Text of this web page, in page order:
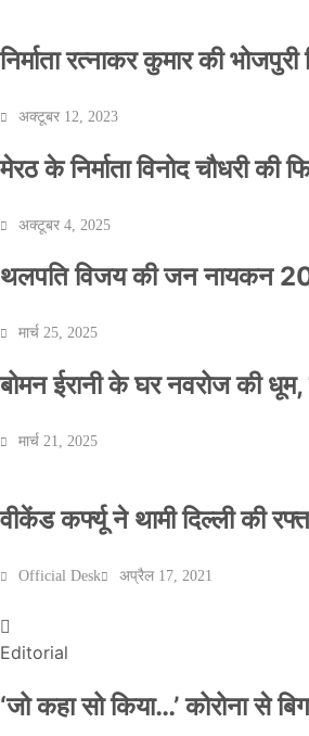
निर्माता रत्नाकर कुमार की
अक्टूबर 12, 2023
मेरठ के निर्माता विनोद चौधरी
अक्टूबर 4, 2025
थलपति विजय की जन नायकन
मार्च 25, 2025
बोमन ईरानी के घर नवरोज की
मार्च 21, 2025
वीकेंड कर्फ्यू ने थामी दिल्ली की
Official Desk अप्रैल 17, 2021
Editorial
‘जो कहा सो किया…’ कोरोना से